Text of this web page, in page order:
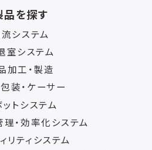
品を探す
システム
室システム
加工・製造
装・ケーサー
ットシステム
・効率化システム
リティシステム